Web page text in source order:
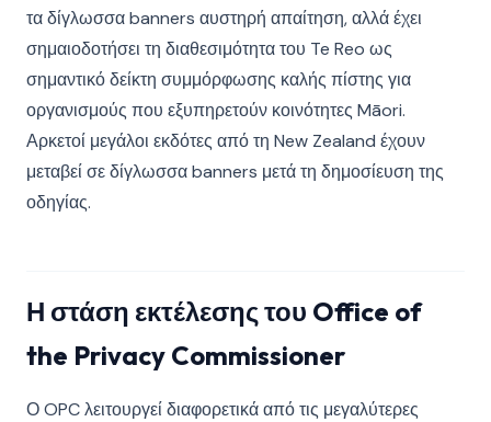
τα δίγλωσσα banners αυστηρή απαίτηση, αλλά έχει
σημαιοδοτήσει τη διαθεσιμότητα του Te Reo ως
σημαντικό δείκτη συμμόρφωσης καλής πίστης για
οργανισμούς που εξυπηρετούν κοινότητες Māori.
Αρκετοί μεγάλοι εκδότες από τη New Zealand έχουν
μεταβεί σε δίγλωσσα banners μετά τη δημοσίευση της
οδηγίας.
Η στάση εκτέλεσης του Office of
the Privacy Commissioner
Ο OPC λειτουργεί διαφορετικά από τις μεγαλύτερες